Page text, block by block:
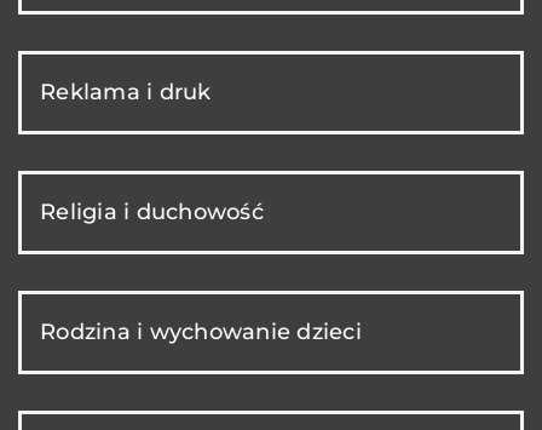
Reklama i druk
Religia i duchowość
Rodzina i wychowanie dzieci